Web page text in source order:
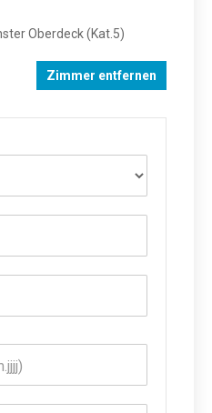
Oberdeck (Kat.5)
Zimmer entfernen